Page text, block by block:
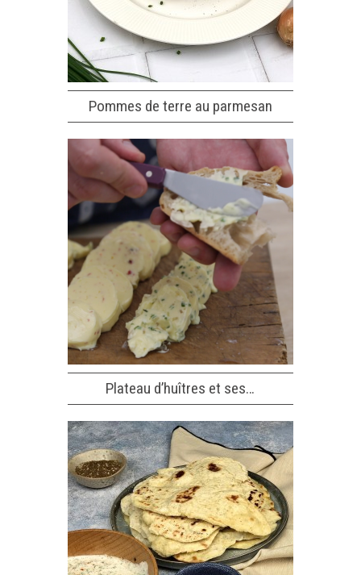
Pommes de terre au parmesan
Plateau d’huîtres et ses…